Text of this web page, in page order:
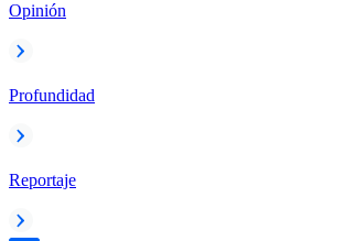
Opinión
Profundidad
Reportaje